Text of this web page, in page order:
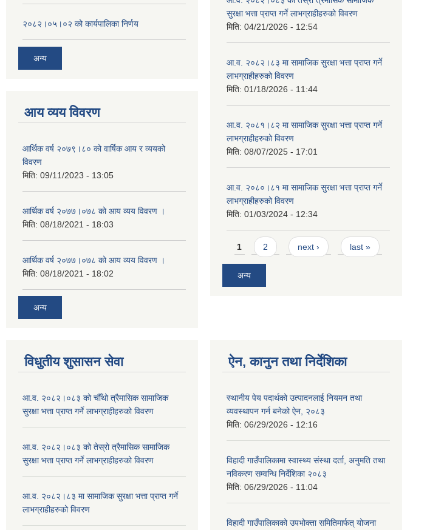
२०८२।०५।०२ को कार्यपालिका निर्णय
अन्य
आय व्यय विवरण
आर्थिक वर्ष २०७९।८० को वार्षिक आय र व्ययको
विवरण
मिति: 09/11/2023 - 13:05
आर्थिक वर्ष २०७७।०७८ को आय व्यय विवरण ।
मिति: 08/18/2021 - 18:03
आर्थिक वर्ष २०७७।०७८ को आय व्यय विवरण ।
मिति: 08/18/2021 - 18:02
अन्य
सुरक्षा भत्ता प्राप्त गर्ने लाभग्राहीहरुको विवरण
मिति: 04/21/2026 - 12:54
आ.व. २०८२।८३ मा सामाजिक सुरक्षा भत्ता प्राप्त गर्ने
लाभग्राहीहरुको विवरण
मिति: 01/18/2026 - 11:44
आ.व. २०८१।८२ मा सामाजिक सुरक्षा भत्ता प्राप्त गर्ने
लाभग्राहीहरुको विवरण
मिति: 08/07/2025 - 17:01
आ.व. २०८०।८१ मा सामाजिक सुरक्षा भत्ता प्राप्त गर्ने
लाभग्राहीहरुको विवरण
मिति: 01/03/2024 - 12:34
Pages
1 2 next › last »
अन्य
विधुतीय शुसासन सेवा
आ.व. २०८२।०८३ को चौँथो त्रैमासिक सामाजिक
सुरक्षा भत्ता प्राप्त गर्ने लाभग्राहीहरुको विवरण
आ.व. २०८२।०८३ को तेस्रो त्रैमासिक सामाजिक
सुरक्षा भत्ता प्राप्त गर्ने लाभग्राहीहरुको विवरण
आ.व. २०८२।८३ मा सामाजिक सुरक्षा भत्ता प्राप्त गर्ने
लाभग्राहीहरुको विवरण
ऐन, कानुन तथा निर्देशिका
स्थानीय पेय पदार्थको उत्पादनलाई नियमन तथा
व्यवस्थापन गर्न बनेको ऐन, २०८३
मिति: 06/29/2026 - 12:16
विहादी गाउँपालिकामा स्वास्थ्य संस्था दर्ता, अनुमति तथा
नविकरण सम्वन्धि निर्देशिका २०८३
मिति: 06/29/2026 - 11:04
विहादी गाउँपालिकाको उपभोक्ता समितिमार्फत् योजना